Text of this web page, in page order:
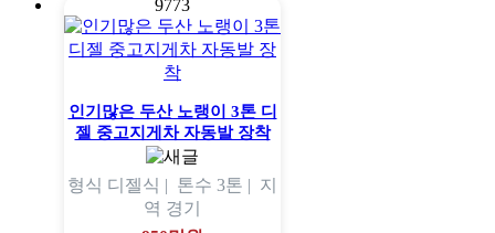
9773
인기많은 두산 노랭이 3톤 디
젤 중고지게차 자동발 장착
형식 디젤식 | 톤수 3톤 | 지
역 경기